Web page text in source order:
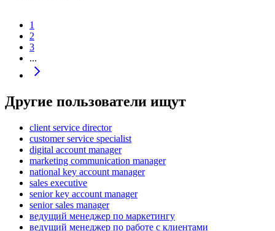
1
2
3
...
Другие пользователи ищут
client service director
customer service specialist
digital account manager
marketing communication manager
national key account manager
sales executive
senior key account manager
senior sales manager
ведущий менеджер по маркетингу
ведущий менеджер по работе с клиентами